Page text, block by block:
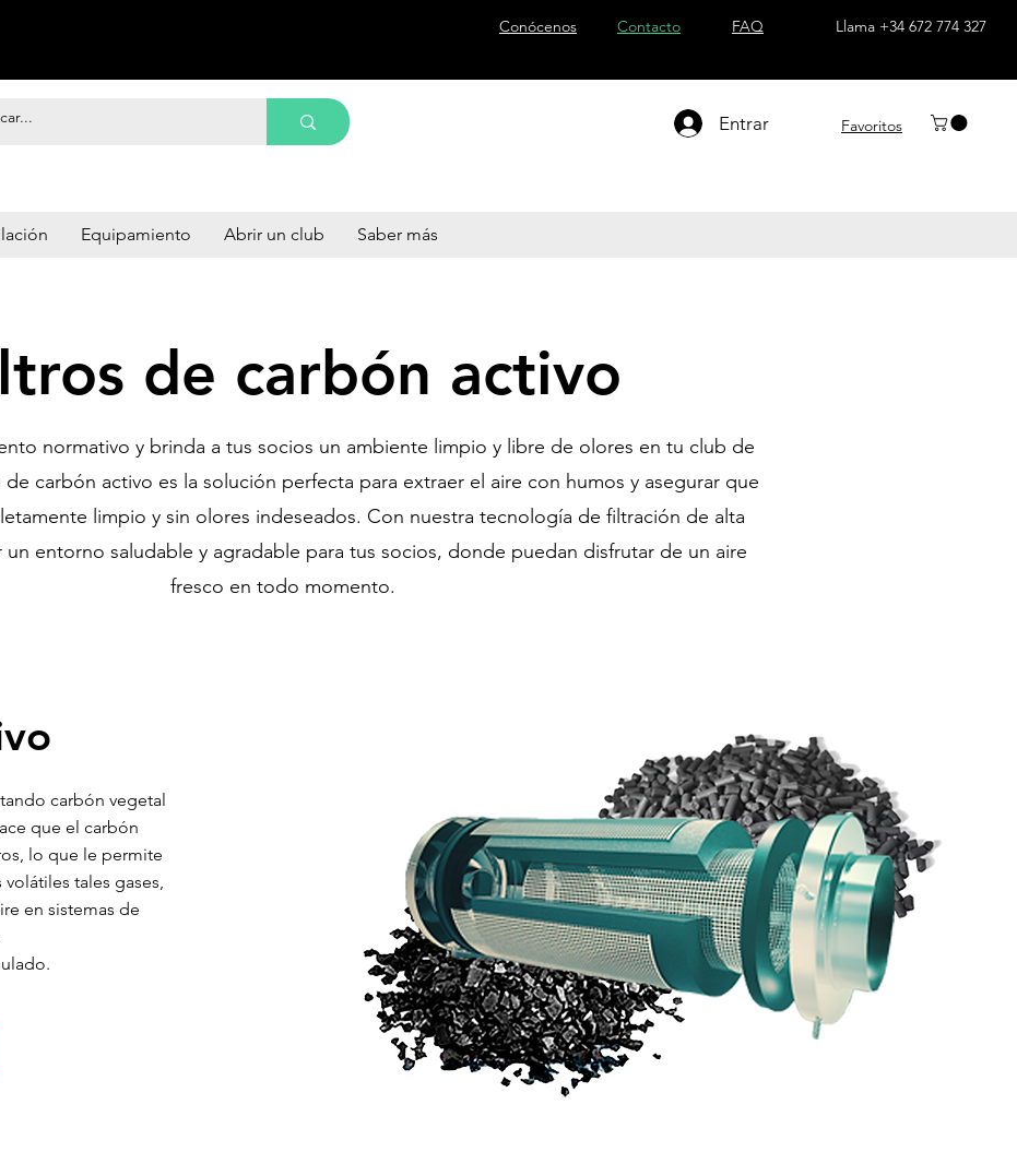
Conócenos Contacto FAQ Llama +34 672 774 327
Entrar Favoritos
Equipamiento Abrir un club Saber más
de carbón activo
normativo y brinda a tus socios un ambiente limpio y libre de olores en tu club de
carbón activo es la solución perfecta para extraer el aire con humos y asegurar que
limpio y sin olores indeseados. Con nuestra tecnología de filtración de alta
un entorno saludable y agradable para tus socios, donde puedan disfrutar de un aire
fresco en todo momento.
carbón vegetal
que el carbón
lo que le permite
tales gases,
en sistemas de